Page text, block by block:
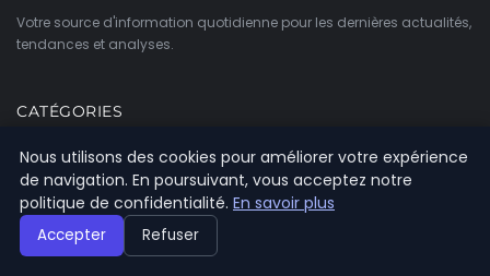
Votre source d'information quotidienne pour les dernières actualités,
tendances et analyses.
CATÉGORIES
Création d’entreprise
General
Gestion et finances
Nous utilisons des cookies pour améliorer votre expérience
de navigation. En poursuivant, vous acceptez notre
politique de confidentialité. En savoir plus
Accepter Refuser